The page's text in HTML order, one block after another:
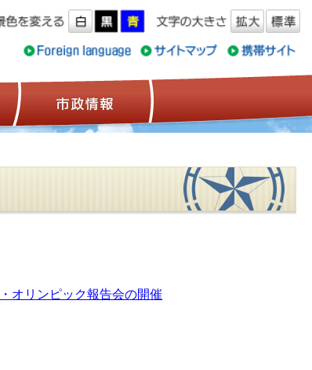
観光情報
オリンピック報告会の開催